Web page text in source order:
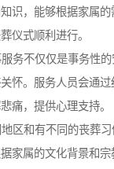
识，能够根据家属的
仪式顺利进行。
务不仅仅是事务性
怀。服务人员会通
痛，提供心理支持。
区和有不同的丧葬
家属的文化背景和